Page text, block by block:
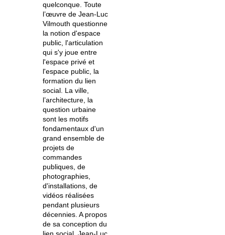
quelconque. Toute
l’œuvre de Jean-Luc
Vilmouth questionne
la notion d'espace
public, l'articulation
qui s'y joue entre
l'espace privé et
l'espace public, la
formation du lien
social. La ville,
l’architecture, la
question urbaine
sont les motifs
fondamentaux d'un
grand ensemble de
projets de
commandes
publiques, de
photographies,
d'installations, de
vidéos réalisées
pendant plusieurs
décennies. A propos
de sa conception du